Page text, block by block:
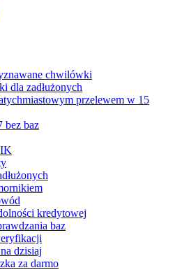
chwilówki
dla zadłużonych
przelewem w 15
bez baz
kredytowej
baz
dzisiaj
za darmo